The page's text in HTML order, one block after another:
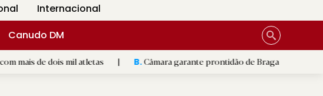
Internacional
Canudo DM
mil atletas | B.Câmara garante prontidão de Braga no resgate animal